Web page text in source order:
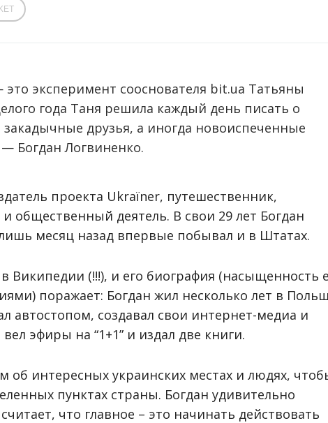
эксперимент сооснователя bit.uа Татьяны
года Таня решила каждый день писать о
друзья, а иногда новоиспеченные
Богдан Логвиненко.
проекта Ukraїner, путешественник,
общественный деятель. В свои 29 лет Богдан
месяц назад впервые побывал и в Штатах.
Википедии (!!!), и его биография (насыщенность
поражает: Богдан жил несколько лет в
автостопом, создавал свои интернет-медиа и
эфиры на “1+1” и издал две книги.
об интересных украинских местах и людях,
пунктах страны. Богдан удивительно
что главное – это начинать действовать